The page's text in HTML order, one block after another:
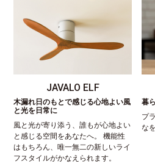
JAVALO ELF
木漏れ日のもとで感じる心地よい風
と光を日常に
風と光が寄り添う、誰もが心地よい
と感じる空間をあなたへ。 機能性
はもちろん、唯一無二の新しいライ
フスタイルがかなえられます。
暮
プ
な